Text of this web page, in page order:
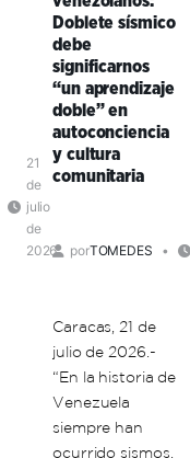
la
educación
universitaria
en
el
territorio
comunal
21
de
julio
de
2026
Doblete sísmico
debe
significarnos
“un aprendizaje
doble” en
autoconciencia
y cultura
comunitaria
porTOMEDES
Caracas, 21 de
julio de 2026.-
“En la historia de
Venezuela
siempre han
ocurrido sismos.